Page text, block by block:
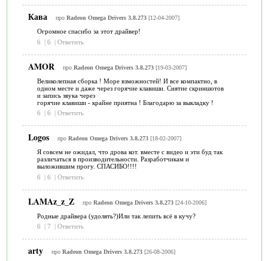
Кава про Radeon Omega Drivers 3.8.273[12-04-2007]
Огромное спасибо за этот драйвер!
6
| 6 | Ответить
AMOR про Radeon Omega Drivers 3.8.273[19-03-2007]
Великолепная сборка ! Море взможностей! И все компактно, в
одном месте и даже через горячие клавиши. Снятие скриншотов
и запись звука через
горячие клавиши - крайне приятна ! Благодарю за выкладку !
6
| 6 | Ответить
Logos про Radeon Omega Drivers 3.8.273[18-02-2007]
Я совсем не ожидал, что дрова кот. вместе с видео и эти буд так
различаться в производительности. Разработчикам и
выложившим прогу. СПАСИБО!!!!
6
| 6 | Ответить
LAMAz_z_Z про Radeon Omega Drivers 3.8.273[24-10-2006]
Родные драйвера (удолять?)Или так лепить всё в кучу?
6
| 7 | Ответить
arty про Radeon Omega Drivers 3.8.273[26-08-2006]